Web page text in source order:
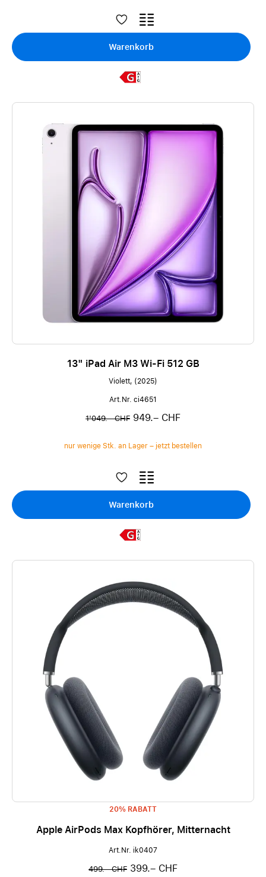
Warenkorb
13" iPad Air M3 Wi-Fi 512 GB
Violett, (2025)
Art.Nr. ci4651
1'049.– CHF 949.– CHF
nur wenige Stk. an Lager – jetzt bestellen
Warenkorb
20% RABATT
Apple AirPods Max Kopfhörer, Mitternacht
Art.Nr. ik0407
499.– CHF 399.– CHF